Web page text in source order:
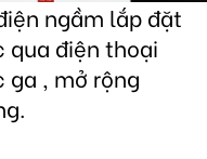
ngầm lắp đặt
qua điện thoại
, mở rộng